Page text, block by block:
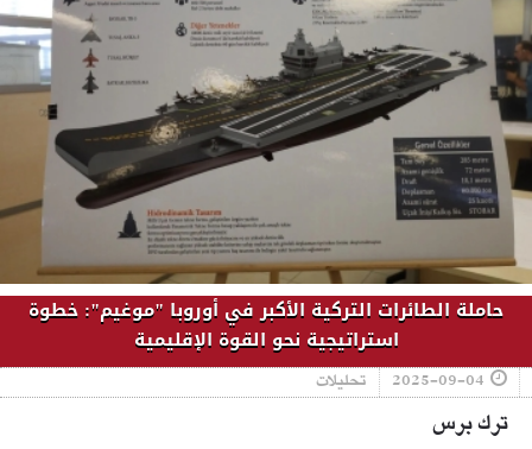
حاملة الطائرات التركية الأكبر في أوروبا "موغيم": خطوة
استراتيجية نحو القوة الإقليمية
2025-09-04 تحليلات
ترك برس